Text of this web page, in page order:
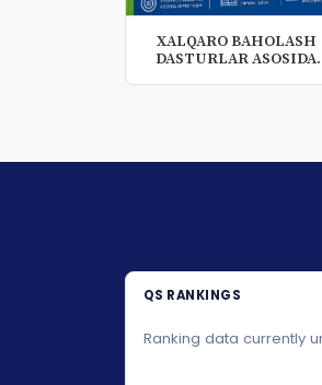
XALQARO BAHOLASH
DASTURLAR ASOSIDA
QS RANKINGS
Ranking data currently